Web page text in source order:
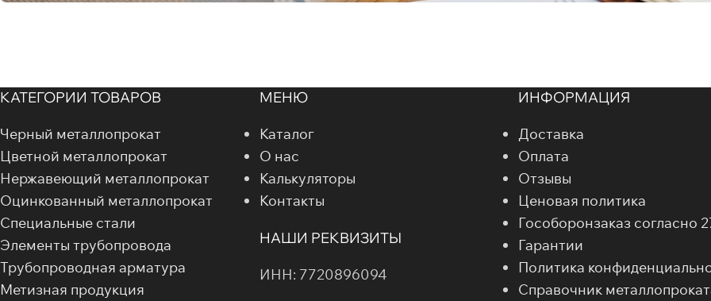
КАТЕГОРИИ ТОВАРОВ
Черный металлопрокат
Цветной металлопрокат
Нержавеющий металлопрокат
Оцинкованный металлопрокат
Специальные стали
Элементы трубопровода
Трубопроводная арматура
Метизная продукция
МЕНЮ
Каталог
О нас
Калькуляторы
Контакты
НАШИ РЕКВИЗИТЫ
ИНН: 7720896094
ИНФОРМАЦИЯ
Доставка
Оплата
Отзывы
Ценовая политика
Гособоронзаказ согласно
Гарантии
Политика
Справочник